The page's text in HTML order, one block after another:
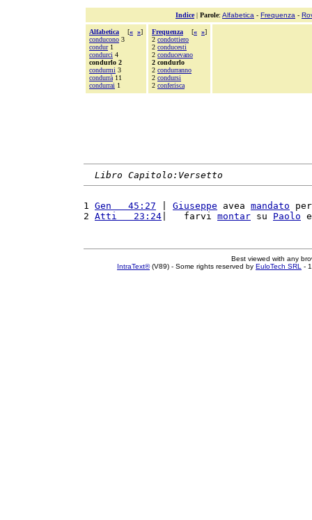
Indice| Parole: Alfabetica - Frequenza -
Alfabetica [« »]
conducono 3
condur1
condurci 4
condurlo 2
condurmi 3
condurrà 11
condurrai 1
Frequenza [« »]
2 condottiero
2 conducesti
2 conducevano
2 condurlo
2 condurranno
2 condursi
2 conferisca
Libro Capitolo:Versetto
1 Gen   45:27 Giuseppe avea mandato
2 Atti   23:24 |   farvi montar su Paolo
Best viewed with any
IntraText®(V89) - Some rights reserved by EuloTech SRL -